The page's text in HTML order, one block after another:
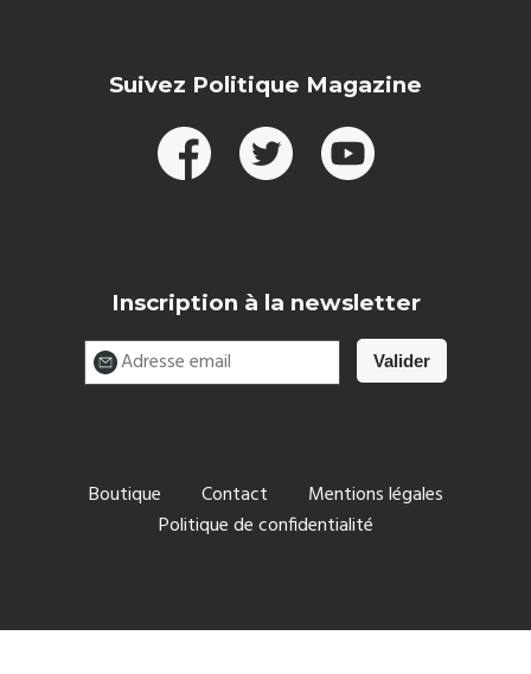
Suivez Politique Magazine
Inscription à la newsletter
Boutique Contact
Mentions légales
Politique de confidentialité